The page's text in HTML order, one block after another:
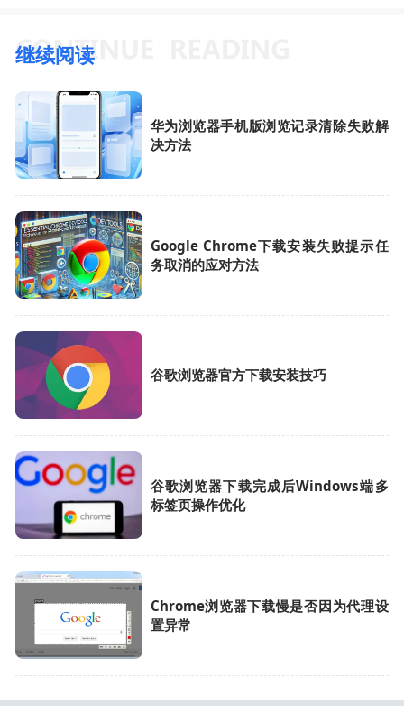
继续阅读
华为浏览器手机版浏览记录清除失败解
决方法
Google Chrome下载安装失败提示任
务取消的应对方法
谷歌浏览器官方下载安装技巧
谷歌浏览器下载完成后Windows端多
标签页操作优化
Chrome浏览器下载慢是否因为代理设
置异常